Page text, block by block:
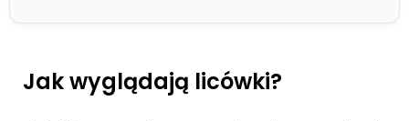
Jak wyglądają licówki?